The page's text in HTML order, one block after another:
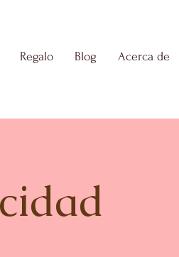
Regalo Blog Acerca de